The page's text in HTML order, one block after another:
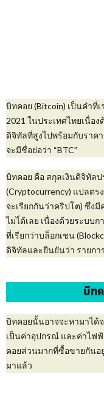
บิทคอย (Bitcoin) เป็นคำที่
2021 ในประเทศไทยเนื่อ
ดิจิทัลที่สูงไปพร้อมกับราค
จะมีชื่อย่อว่า “BTC”
บิทคอย คือ สกุลเงินดิจิทัล
(Cryptocurrency) แปลตร
จะเรียกกันว่าคริปโต) ซึ่ง
ไมไ่ด้เลย เนื่องด้วยระบบ
ที่เรียกว่าบล็อกเชน
ดิจิทัลและยืนยันว่า รายกา
บิท
บิทคอยนั้นอาจจะหามาได้
เป็นค่าอุปกรณ์ และค่าไฟ
คอยส่วนมากที่ซื้อขายกันอ
มาแล้ว